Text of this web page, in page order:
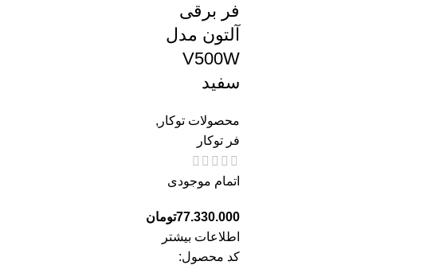
فر برقی
آلتون مدل
V500W
سفید
محصولات توکار ,
فر توکار
اتمام موجودی
77.330.000تومان
اطلاعات بیشتر
کد محصول: